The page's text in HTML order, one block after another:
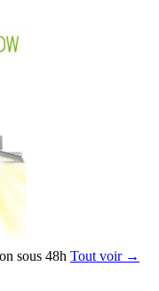
sous 48h Tout voir →